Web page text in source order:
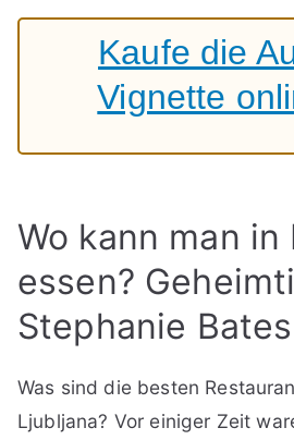
Kaufe die
Vignette
Wo kann man in
essen?
Stephanie Bates
Was sind die besten
Ljubljana? Vor einiger Zeit